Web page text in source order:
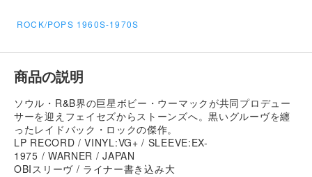
ROCK/POPS 1960S-1970S
商品の説明
ソウル・R&B界の巨星ボビー・ウーマックが共同プロデュー
サーを迎えフェイセズからストーンズへ。黒いグルーヴを纏
ったレイドバック・ロックの傑作。
LP RECORD / VINYL:VG+ / SLEEVE:EX-
1975 / WARNER / JAPAN
OBIスリーヴ / ライナー書き込み大